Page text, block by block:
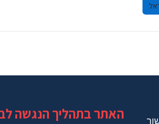
האתר בתהליך הנגשה